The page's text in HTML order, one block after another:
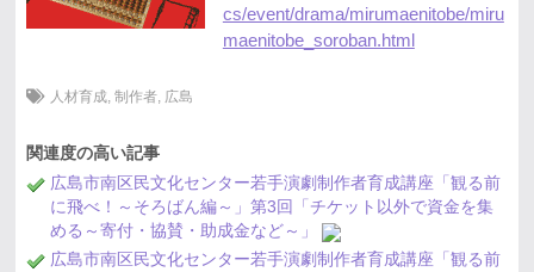
cs/event/drama/mirumaenitobe/miru
maenitobe_soroban.html
人材育成, 制作者, 広島
関連度の高い記事
広島市南区民文化センター若手演劇制作者育成講座「観る前
に飛べ！～そろばん編～」第3回「チケット以外で資金を集
める～寄付・協賛・助成金など～」
広島市南区民文化センター若手演劇制作者育成講座「観る前